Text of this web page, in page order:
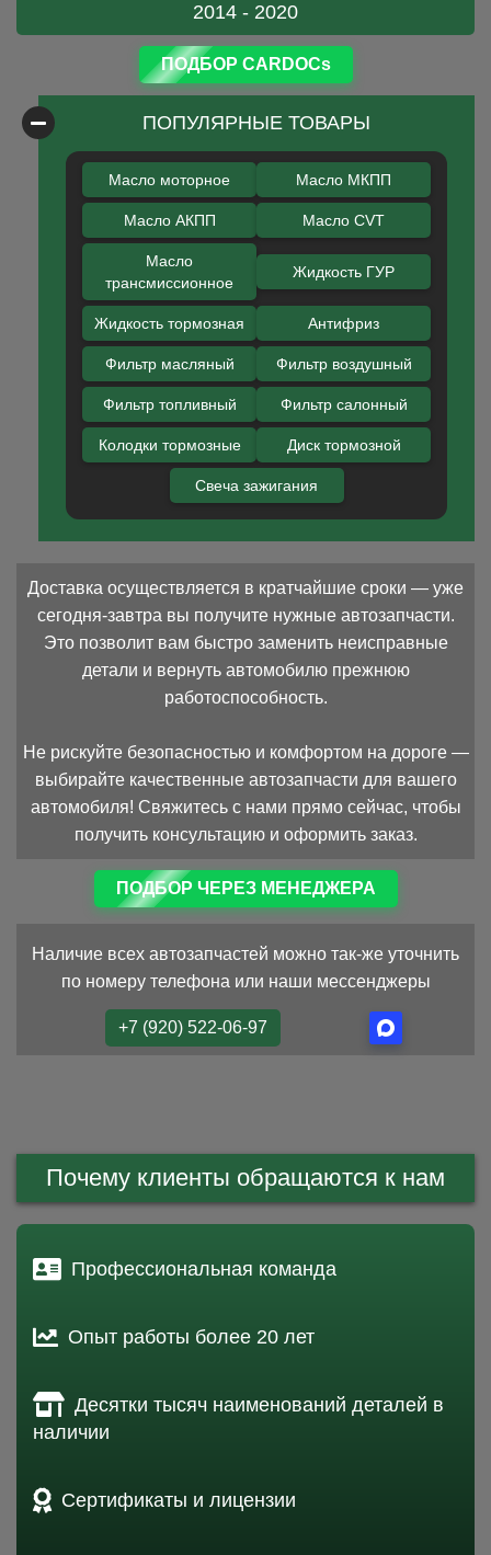
2014 - 2020
ПОДБОР CARDOCs
ПОПУЛЯРНЫЕ ТОВАРЫ
Масло моторное Масло МКПП
Масло АКПП Масло CVT
Масло
трансмиссионное
Жидкость ГУР
Жидкость тормозная Антифриз
Фильтр масляный Фильтр воздушный
Фильтр топливный Фильтр салонный
Колодки тормозные Диск тормозной
Свеча зажигания
Доставка осуществляется в кратчайшие сроки — уже
сегодня-завтра вы получите нужные автозапчасти.
Это позволит вам быстро заменить неисправные
детали и вернуть автомобилю прежнюю
работоспособность.
Не рискуйте безопасностью и комфортом на дороге —
выбирайте качественные автозапчасти для вашего
автомобиля! Свяжитесь с нами прямо сейчас, чтобы
получить консультацию и оформить заказ.
ПОДБОР ЧЕРЕЗ МЕНЕДЖЕРА
Наличие всех автозапчастей можно так-же уточнить
по номеру телефона или наши мессенджеры
+7 (920) 522-06-97
Почему клиенты обращаются к нам
Профессиональная команда
Опыт работы более 20 лет
Десятки тысяч наименований деталей в
наличии
Сертификаты и лицензии